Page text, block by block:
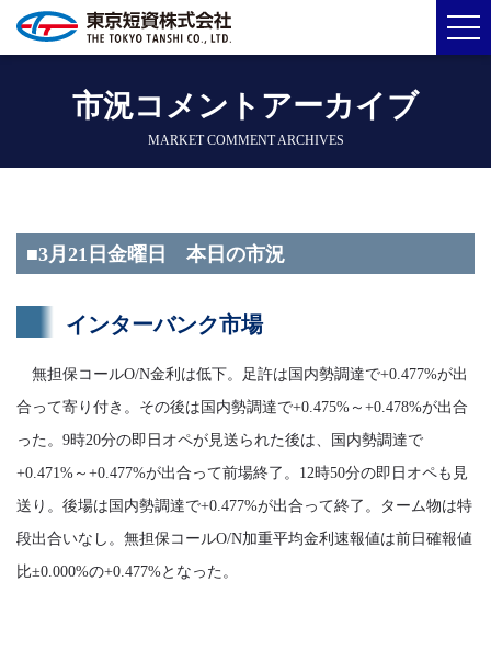
市況コメントアーカイブ
MARKET COMMENT ARCHIVES
■3月21日金曜日 本日の市況
インターバンク市場
無担保コールO/N金利は低下。足許は国内勢調達で+0.477%が出
合って寄り付き。その後は国内勢調達で+0.475%～+0.478%が出合
った。9時20分の即日オペが見送られた後は、国内勢調達で
+0.471%～+0.477%が出合って前場終了。12時50分の即日オペも見
送り。後場は国内勢調達で+0.477%が出合って終了。ターム物は特
段出合いなし。無担保コールO/N加重平均金利速報値は前日確報値
比±0.000%の+0.477%となった。